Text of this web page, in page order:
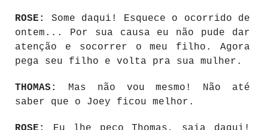
ROSE:
Some daqui! Esquece o ocorrido de
ontem... Por sua causa eu não pude dar
atenção e socorrer o meu filho. Agora
pega seu filho e volta pra sua mulher.
THOMAS:
Mas não vou mesmo! Não até
saber que o Joey ficou melhor.